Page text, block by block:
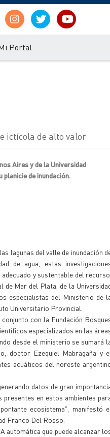
Portal
ictícola de alto valor
Aires y de la Universidad
de inundación.
lagunas del valle de inundación
de agua, estas
y sustentable del recurso.
de Mar del Plata, de la
especialistas del Ministerio de
Universitario Provincial.
con la Fundación
especializados en las
desde el ministerio se sumará
doctor Ezequiel Mabragaña y el
acuáticos del noreste
datos de gran
presentes en estos ambientes
ecosistema", manifestó el
Franco Del Rosso.
automática que puede alcanzar